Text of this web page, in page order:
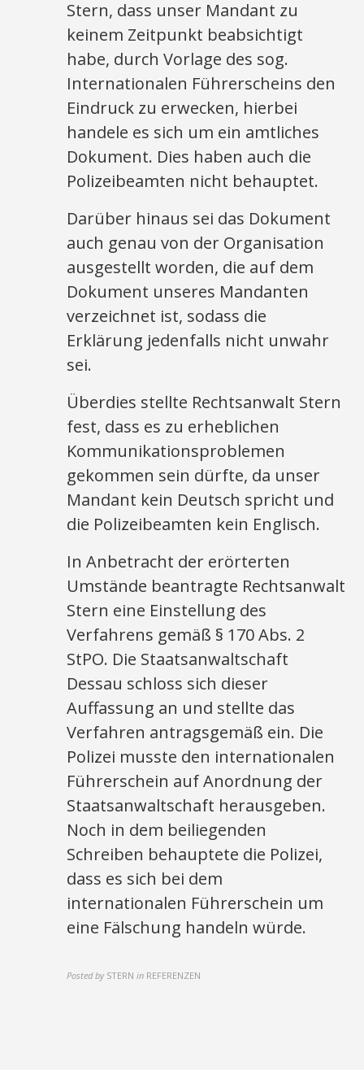
Stern, dass unser Mandant zu
keinem Zeitpunkt beabsichtigt
habe, durch Vorlage des sog.
Internationalen Führerscheins den
Eindruck zu erwecken, hierbei
handele es sich um ein amtliches
Dokument. Dies haben auch die
Polizeibeamten nicht behauptet.
Darüber hinaus sei das Dokument
auch genau von der Organisation
ausgestellt worden, die auf dem
Dokument unseres Mandanten
verzeichnet ist, sodass die
Erklärung jedenfalls nicht unwahr
sei.
Überdies stellte Rechtsanwalt Stern
fest, dass es zu erheblichen
Kommunikationsproblemen
gekommen sein dürfte, da unser
Mandant kein Deutsch spricht und
die Polizeibeamten kein Englisch.
In Anbetracht der erörterten
Umstände beantragte Rechtsanwalt
Stern eine Einstellung des
Verfahrens gemäß § 170 Abs. 2
StPO. Die Staatsanwaltschaft
Dessau schloss sich dieser
Auffassung an und stellte das
Verfahren antragsgemäß ein. Die
Polizei musste den internationalen
Führerschein auf Anordnung der
Staatsanwaltschaft herausgeben.
Noch in dem beiliegenden
Schreiben behauptete die Polizei,
dass es sich bei dem
internationalen Führerschein um
eine Fälschung handeln würde.
Posted by STERN in REFERENZEN